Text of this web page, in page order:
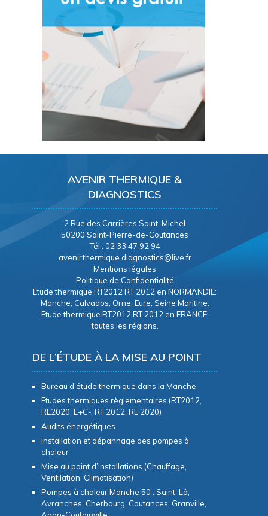
AVENIR THERMIQUE &
DIAGNOSTICS
2 Rue des Carrières Saint-Michel
50200 Saint-Pierre-de-Coutances
Tél : 02 33 47 92 94
avenirthermique.diagnostics@live.fr
Mentions légales
Politique de Confidentialité
Etude thermique RT2012 RT 2012 en NORMANDIE:
Manche, Calvados, Orne, Eure, Seine Maritine.
Etude thermique RT2012 RT 2012 en FRANCE:
toutes les régions.
DE L’ÉTUDE À LA MISE AU POINT
Bureau d’étude thermique dans la Manche
Etudes thermiques règlementaires (RT2012,
RE2020, E+C-, RT 2012, RE 2020)
Audits énergétiques
Installation et dépannage des pompes à
chaleur
Mise au point d’installations (Chauffage,
Ventilation, Climatisation)
Pompes à chaleur Manche 50 : Saint-Lô,
Avranches, Cherbourg, Coutances, Granville,